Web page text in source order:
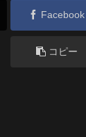
Facebook
コピー